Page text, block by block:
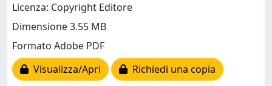
Licenza: Copyright Editore
Dimensione 3.55 MB
Formato Adobe PDF
Visualizza/Apri
Richiedi una copia